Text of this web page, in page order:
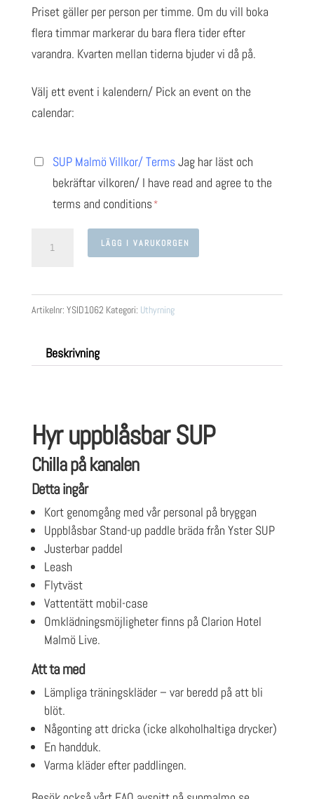
Priset gäller per person per timme. Om du vill boka
flera timmar markerar du bara flera tider efter
varandra. Kvarten mellan tiderna bjuder vi då på.
Välj ett event i kalendern/ Pick an event on the
calendar:
SUP Malmö Villkor/ TermsJag har läst och
bekräftar vilkoren/ I have read and agree to the
terms and conditions
LÄGG I VARUKORGEN
Artikelnr: YSID1062 Kategori: Uthyrning
Beskrivning
Hyr uppblåsbar SUP
Chilla på kanalen
Detta ingår
Kort genomgång med vår personal på bryggan
Uppblåsbar Stand-up paddle bräda från Yster SUP
Justerbar paddel
Leash
Flytväst
Vattentätt mobil-case
Omklädningsmöjligheter finns på Clarion Hotel
Malmö Live.
Att ta med
Lämpliga träningskläder – var beredd på att bli
blöt.
Någonting att dricka (icke alkoholhaltiga drycker)
En handduk.
Varma kläder efter paddlingen.